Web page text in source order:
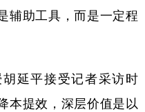
辅助工具，而是一定程
胡延平接受记者采访时
本提效，深层价值是以